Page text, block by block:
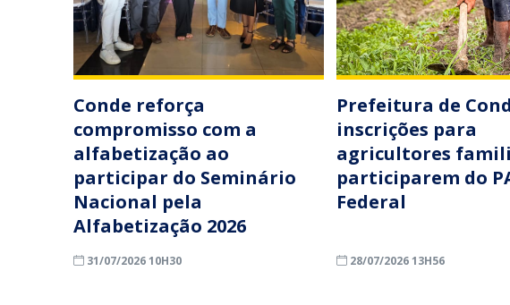
Conde reforça
compromisso com a
alfabetização ao
participar do Seminário
Nacional pela
Alfabetização 2026
31/07/2026 10H30
Prefeitura de
inscrições para
agricultores
participarem do
Federal
28/07/2026 13H56